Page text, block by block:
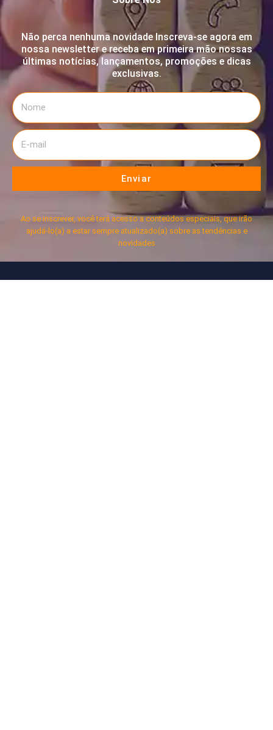
Não perca nenhuma novidade Inscreva-se agora em
nossa newsletter e receba em primeira mão nossas
últimas notícias, lançamentos, promoções e dicas
exclusivas.
Enviar
Ao se inscrever, você terá acesso a conteúdos especiais, que irão
ajudá-lo(a) a estar sempre atualizado(a) sobre as tendências e
novidades